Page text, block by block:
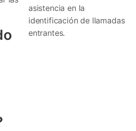
asistencia en la
identificación de llamadas
entrantes.